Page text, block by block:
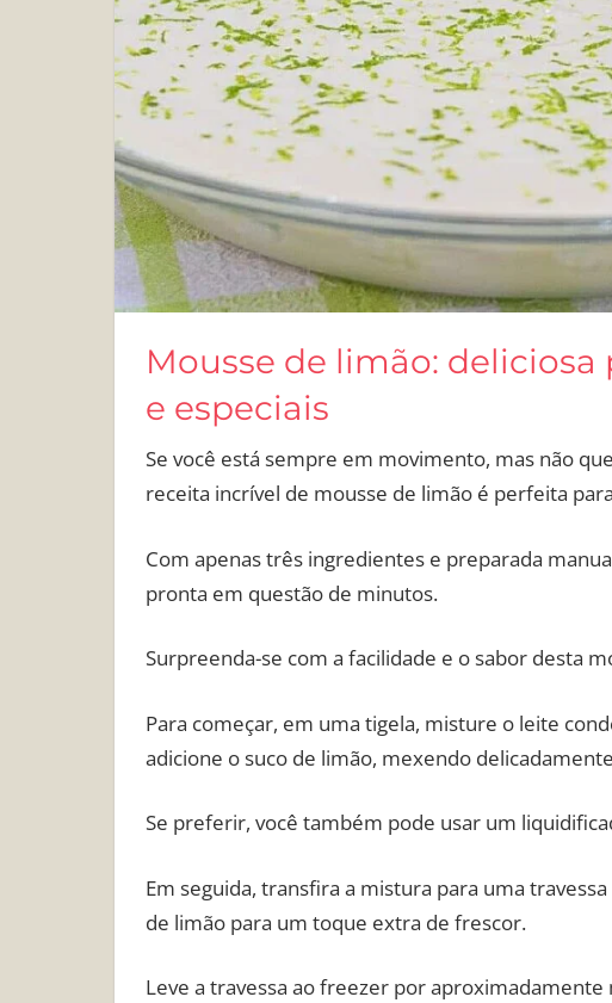
Mousse de limão:
e especiais
Se você está sempre em movimento, mas não
receita incrível de mousse de limão é perfeita
Com apenas três ingredientes e preparada
pronta em questão de minutos.
Surpreenda-se com a facilidade e o sabor desta
Para começar, em uma tigela, misture o leite
adicione o suco de limão, mexendo
Se preferir, você também pode usar um
Em seguida, transfira a mistura para uma
de limão para um toque extra de frescor.
Leve a travessa ao freezer por